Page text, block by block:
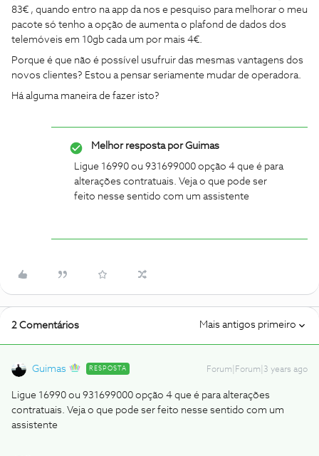
83€ , quando entro na app da nos e pesquiso para melhorar o meu
pacote só tenho a opção de aumenta o plafond de dados dos
telemóveis em 10gb cada um por mais 4€.
Porque é que não é possível usufruir das mesmas vantagens dos
novos clientes? Estou a pensar seriamente mudar de operadora.
Há alguma maneira de fazer isto?
Melhor resposta porGuimas
Ligue 16990 ou 931699000 opção 4 que é para
alterações contratuais. Veja o que pode ser
feito nesse sentido com um assistente
2 Comentários Mais antigos primeiro
Guimas RESPOSTA Forum|Forum|3 years ago
Ligue 16990 ou 931699000 opção 4 que é para alterações
contratuais. Veja o que pode ser feito nesse sentido com um
assistente